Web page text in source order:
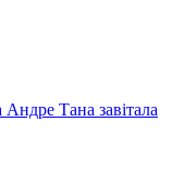
Андре Тана завітала